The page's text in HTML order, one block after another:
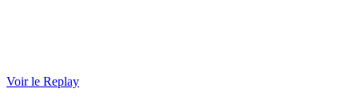
Voir le Replay